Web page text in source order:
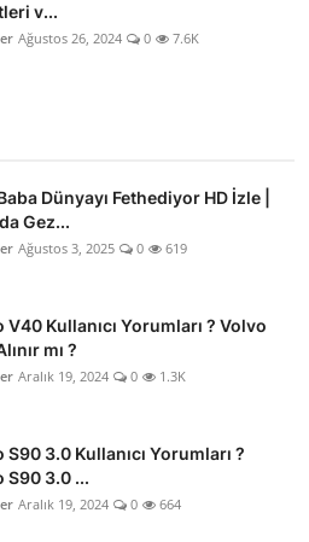
v...
Ağustos 26, 2024 0 7.6K
Dünyayı Fethediyor HD İzle |
Gez...
Ağustos 3, 2025 0 619
V40 Kullanıcı Yorumları ? Volvo
mı ?
Aralık 19, 2024 0 1.3K
S90 3.0 Kullanıcı Yorumları ?
S90 3.0 ...
Aralık 19, 2024 0 664